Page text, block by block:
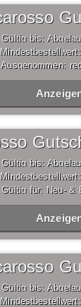
Gültig bis:
Ausgenommen:
Gültig bis:
Gültig für: Neu- &
Gültig bis: